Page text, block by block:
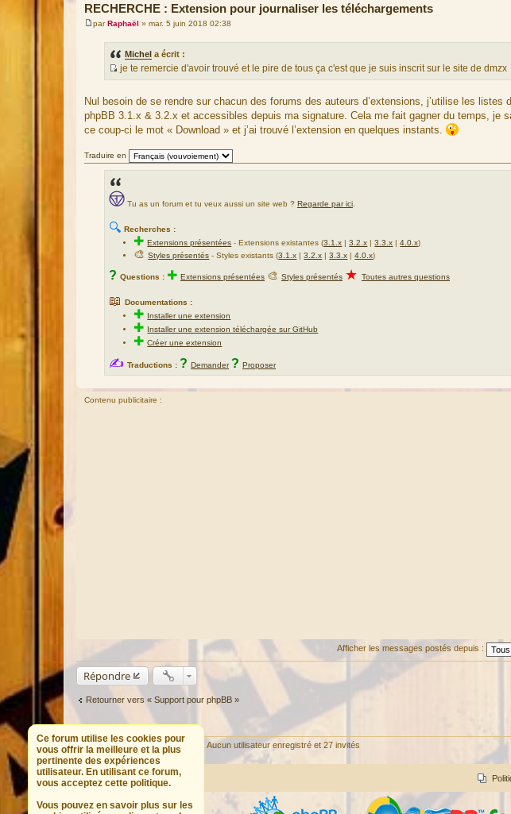
RECHERCHE : Extension pour journaliser les téléchargements
M
parRaphaël » mar. 5 juin 2018 02:38
Michel a écrit :
S
u
r
c
d
u
m
e
s
e
je te remercie d'avoir trouvé et le pire de tous ça c'est que je suis inscrit sur le site de dmzx
Nul besoin de se rendre sur chacun des forums des auteurs d’extensions, j’utilise les
phpBB 3.1.x & 3.2.x et accessibles depuis ma signature. Cela me fait gagner du temps, je
ce coup-ci le mot « Download » et j’ai trouvé l’extension en quelques instants.
Traduire en
Tu as un forum et tu veux aussi un site web ? Regarde par ici
🔍 Recherches :
✚Extensions présentées -Extensions existantes (3.1.x |3.2.x |3.3.x |4.0.x)
🎨Styles présentés - Styles existants (3.1.x |3.2.x |3.3.x |4.0.x)
? Questions : ✚ Extensions présentées 🎨 Styles présentés ★ Toutes autres questions
📖 Documentations :
✚ Installer une extension
✚ Installer une extension téléchargée sur GitHub
✚Créer une extension
✍ Traductions : ? Demander ? Proposer
Contenu publicitaire :
Afficher les messages postés depuis :
Répondre
Retourner vers « Support pour phpBB »
Utilisateurs parcourant ce forum : Aucun utilisateur enregistré et 27 invités
Ce forum utilise les cookies pour
vous offrir la meilleure et la plus
pertinente des expériences
utilisateur. En utilisant ce forum,
vous acceptez cette politique.
Vous pouvez en savoir plus sur les
Portail Forum